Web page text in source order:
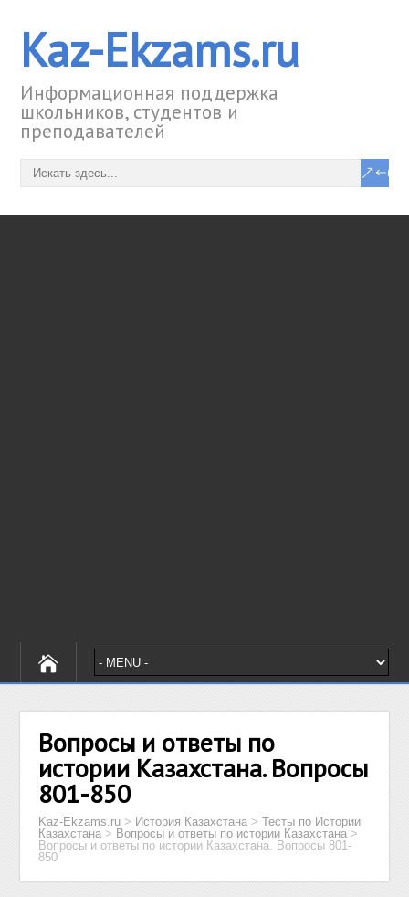
Kaz-Ekzams.ru
Информационная поддержка
школьников, студентов и
преподавателей
Вопросы и ответы по
истории Казахстана. Вопросы
801-850
Kaz-Ekzams.ru > История Казахстана >Тесты по Истории
Казахстана > Вопросы и ответы по истории Казахстана >
Вопросы и ответы по истории Казахстана. Вопросы 801-
850